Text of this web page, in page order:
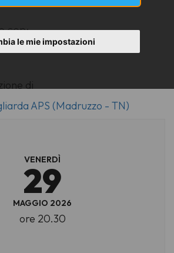
le mie impostazioni
con:
di
APS (Madruzzo - TN)
VENERDÌ
29
MAGGIO 2026
ore 20.30